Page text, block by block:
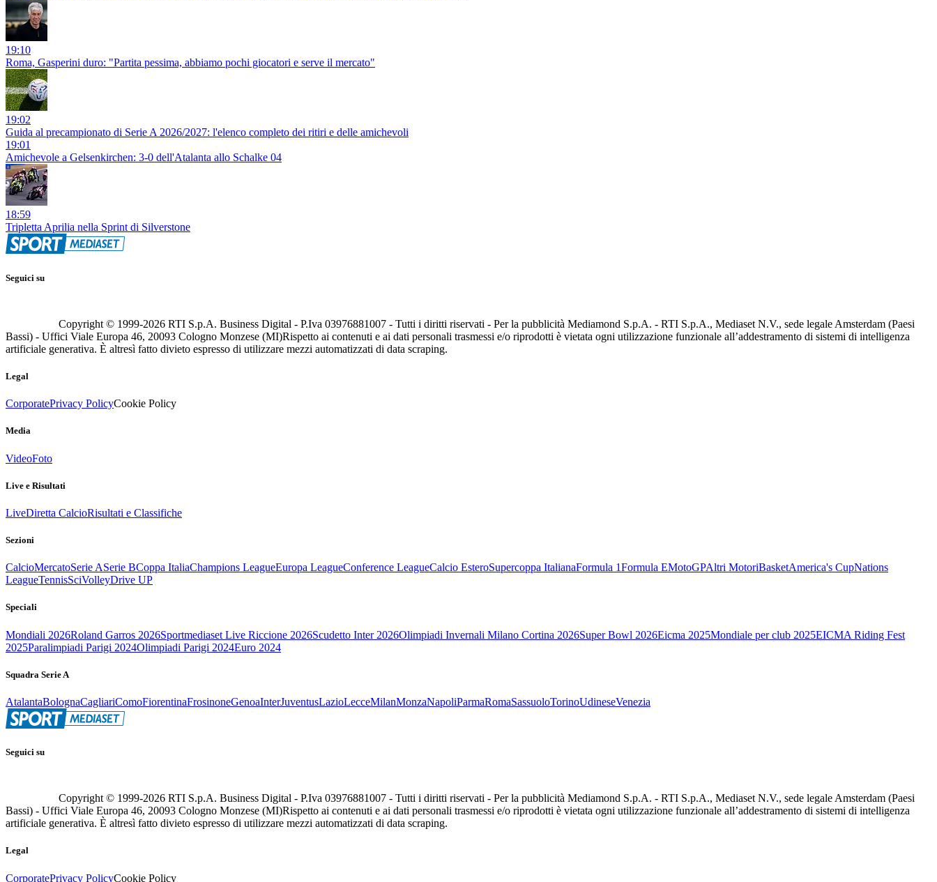
19:10
Roma, Gasperini duro: "Partita pessima, abbiamo pochi giocatori e serve il mercato"
19:02
Guida al precampionato di Serie A 2026/2027: l'elenco completo dei ritiri e delle amichevoli
19:01
Amichevole a Gelsenkirchen: 3-0 dell'Atalanta allo Schalke 04
18:59
Tripletta Aprilia nella Sprint di Silverstone
Seguici su
Copyright © 1999-2026 RTI S.p.A. Business Digital - P.Iva 03976881007 - Tutti i diritti riservati - Per la pubblicità Mediamond S.p.A. - RTI S.p.A., Mediaset N.V., sede legale Amsterdam (Paesi
Bassi) - Uffici Viale Europa 46, 20093 Cologno Monzese (MI)Rispetto ai contenuti e ai dati personali trasmessi e/o riprodotti è vietata ogni utilizzazione funzionale all’addestramento di sistemi di intelligenza
artificiale generativa. È altresì fatto divieto espresso di utilizzare mezzi automatizzati di data scraping.
Legal
CorporatePrivacy PolicyCookie Policy
Media
VideoFoto
Live e Risultati
LiveDiretta CalcioRisultati e Classifiche
Sezioni
CalcioMercatoSerie ASerie BCoppa ItaliaChampions LeagueEuropa LeagueConference LeagueCalcio EsteroSupercoppa ItalianaFormula 1Formula EMotoGPAltri MotoriBasketAmerica's CupNations
LeagueTennisSciVolleyDrive UP
Speciali
Mondiali 2026Roland Garros 2026Sportmediaset Live Riccione 2026Scudetto Inter 2026Olimpiadi Invernali Milano Cortina 2026Super Bowl 2026Eicma 2025Mondiale per club 2025EICMA Riding Fest
2025Paralimpiadi Parigi 2024Olimpiadi Parigi 2024Euro 2024
Squadra Serie A
AtalantaBolognaCagliariComoFiorentinaFrosinoneGenoaInterJuventusLazioLecceMilanMonzaNapoliParmaRomaSassuoloTorinoUdineseVenezia
Seguici su
Copyright © 1999-2026 RTI S.p.A. Business Digital - P.Iva 03976881007 - Tutti i diritti riservati - Per la pubblicità Mediamond S.p.A. - RTI S.p.A., Mediaset N.V., sede legale Amsterdam (Paesi
Bassi) - Uffici Viale Europa 46, 20093 Cologno Monzese (MI)Rispetto ai contenuti e ai dati personali trasmessi e/o riprodotti è vietata ogni utilizzazione funzionale all’addestramento di sistemi di intelligenza
artificiale generativa. È altresì fatto divieto espresso di utilizzare mezzi automatizzati di data scraping.
Legal
CorporatePrivacy PolicyCookie Policy